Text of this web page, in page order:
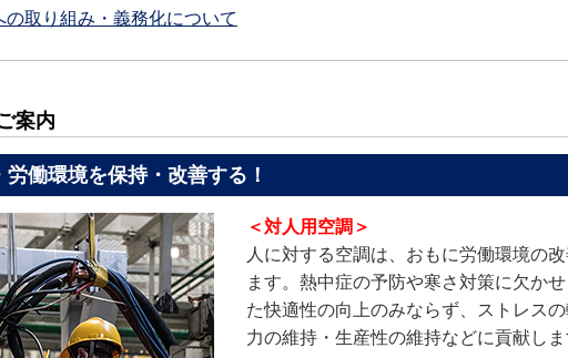
取り組み・義務化について
案内
働環境を保持・改善する！
＜対人用空調＞
人に対する空調は、おもに労働環境の
ます。熱中症の予防や寒さ対策に欠か
た快適性の向上のみならず、ストレス
力の維持・生産性の維持などに貢献しま